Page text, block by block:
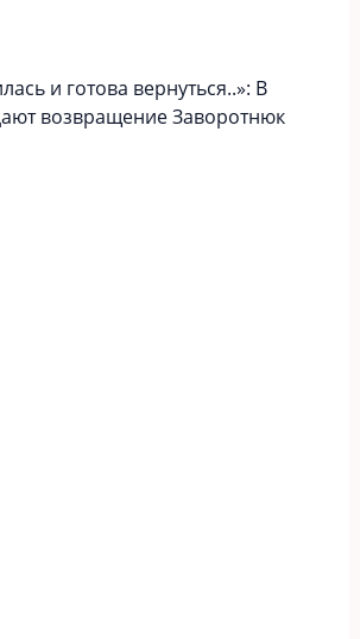
и готова вернуться..»: В
возвращение Заворотнюк